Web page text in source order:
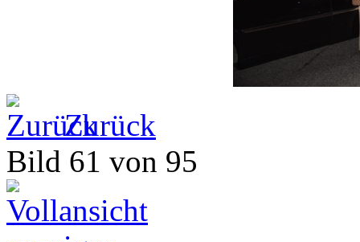
Zurück
Bild 61 von 95